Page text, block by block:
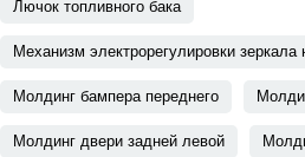
Лючок топливного бака
Механизм электрорегулировки зеркала
Молдинг бампера переднего
Молдинг двери задней левой